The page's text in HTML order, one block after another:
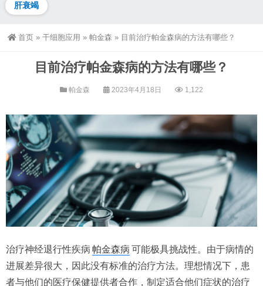
肝衰竭
首页 » 干细胞应用 » 帕金森 » 目前治疗帕金森病的方法有哪些？
目前治疗帕金森病的方法有哪些？
帕金森 2023年4月18日 1,122
治疗神经退行性疾病 帕金森病 可能极具挑战性。由于病情的
进展差异很大，因此没有标准的治疗方法。理想情况下，患
者与他们的医疗保健提供者合作，制定适合他们症状的治疗